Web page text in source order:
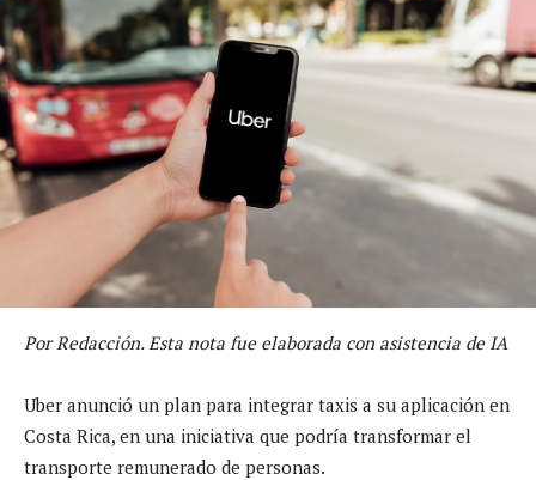
Por Redacción. Esta nota fue elaborada con asistencia de IA
Uber anunció un plan para integrar taxis a su aplicación en
Costa Rica, en una iniciativa que podría transformar el
transporte remunerado de personas.